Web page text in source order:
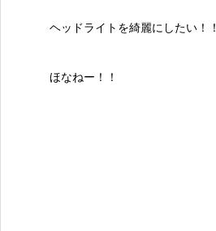
ヘッドライトを綺麗にしたい！！
ほなねー！！